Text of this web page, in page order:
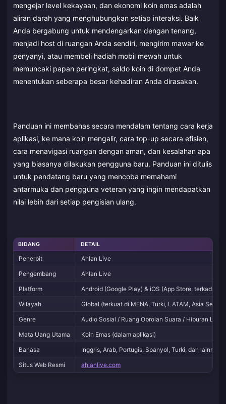
mengejar level kekayaan, dan ekonomi koin emas adalah
aliran darah yang menghubungkan setiap interaksi. Baik
Anda bergabung untuk mendengarkan dengan tenang,
menjadi host di ruangan Anda sendiri, mengirim mawar ke
penyanyi, atau membeli hadiah mobil mewah untuk
memuncaki papan peringkat, saldo koin di dompet Anda
menentukan seberapa besar kehadiran Anda dirasakan.
Panduan ini membahas secara mendalam tentang cara kerja
aplikasi, ke mana koin mengalir, cara top-up secara efisien,
cara menavigasi ruangan dengan aman, dan kesalahan apa
yang biasanya dilakukan pengguna baru. Panduan ini ditulis
untuk pendatang baru yang mencoba memahami
antarmuka dan pengguna veteran yang ingin mendapatkan
nilai lebih dari setiap pengisian ulang.
BIDANG DETAIL
Penerbit
Ahlan Live
Pengembang
Ahlan Live
Platform
Android (Google Play) & iOS (App Store,
Wilayah
Global (terkuat di MENA, Turki, LATAM, Asia
Genre
Audio Sosial / Ruang Obrolan Suara / Hiburan Live
Mata Uang Utama
Koin Emas (dalam aplikasi)
Bahasa
Inggris, Arab, Portugis, Spanyol, Turki, dan lainnya
Situs Web Resmi
ahlanlive.com